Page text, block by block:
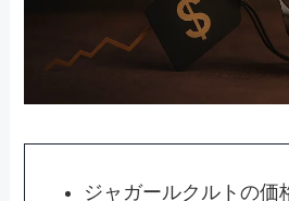
ジャガールクルトの価